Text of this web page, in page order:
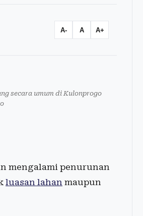
A- A A+
secara umum di Kulonprogo
mengalami penurunan
luasan lahan maupun